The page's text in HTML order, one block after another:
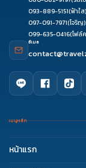
093-889-5151(ฟ้าใส)
097-091-7971(โจริญ)
099-635-0416(โฟล์
อีเมล
เมนูหลัก
หน้าแรก